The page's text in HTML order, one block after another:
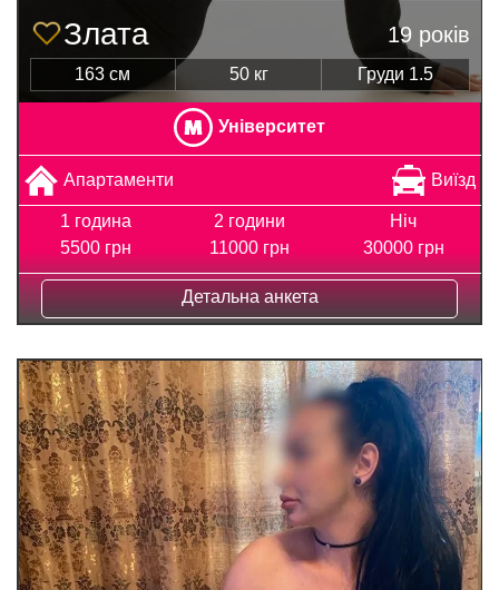
Злата 19 років
163 см 50 кг Груди 1.5
Університет
Апартаменти Виїзд
1 година
5500 грн
2 години
11000 грн
Ніч
30000 грн
Детальна анкета